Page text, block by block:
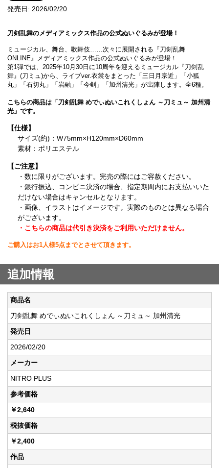
発売日: 2026/02/20
刀剣乱舞のメディアミックス作品の公式ぬいぐるみが登場！
ミュージカル、舞台、歌舞伎……次々に展開される『刀剣乱舞
ONLINE』メディアミックス作品の公式ぬいぐるみが登場！
第1弾では、2025年10月30日に10周年を迎えるミュージカル『刀剣乱
舞』(刀ミュ)から、ライブver.衣裳をまとった「三日月宗近」「小狐
丸」「石切丸」「岩融」「今剣」「加州清光」が出陣します。全6種。
こちらの商品は「刀剣乱舞 めでぃぬいこれくしょん ～刀ミュ～ 加州清
光」です。
【仕様】
サイズ(約)：W75mm×H120mm×D60mm
素材：ポリエステル
【ご注意】
・数に限りがございます。完売の際にはご容赦ください。
・銀行振込、コンビニ決済の場合、指定期間内にお支払いいた
だけない場合はキャンセルとなります。
・画像、イラストはイメージです。実際のものとは異なる場合
がございます。
・こちらの商品は代引き決済をご利用いただけません。
ご購入はお1人様5点までとさせて頂きます。
追加情報
商品名
刀剣乱舞 めでぃぬいこれくしょん ～刀ミュ～ 加州清光
発売日
2026/02/20
メーカー
NITRO PLUS
参考価格
￥2,640
税抜価格
￥2,400
作品